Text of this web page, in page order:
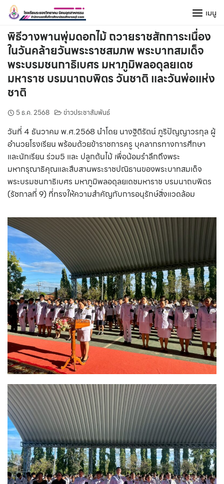
Skip
content
เมนู
พิธีวางพานพุ่มดอกไม้ ถวายราชสักการะเนื่อง
ในวันคล้ายวันพระราชสมภพ พระบาทสมเด็จ
พระบรมชนกาธิเบศร มหาภูมิพลอดุลยเดช
มหาราช บรมนาถบพิตร วันชาติ และวันพ่อแห่ง
ชาติ
5 ธ.ค. 2568 ข่าวประชาสัมพันธ์
วันที่ 4 ธันวาคม พ.ศ.2568 นำโดย นางฐิติรัตน์ ภูริปัญญาวรกุล ผู้
อำนวยโรงเรียน พร้อมด้วยข้าราชการครู บุคลากรทางการศึกษา
และนักเรียน ร่วม5 และ ปลูกต้นไม้ เพื่อน้อมรำลึกถึงพระ
มหากรุณาธิคุณและสืบสานพระราชปณิธานของพระบาทสมเด็จ
พระบรมชนกาธิเบศร มหาภูมิพลอดุลยเดชมหาราช บรมนาถบพิตร
(รัชกาลที่ 9) ที่ทรงให้ความสำคัญกับการอนุรักษ์สิ่งแวดล้อม